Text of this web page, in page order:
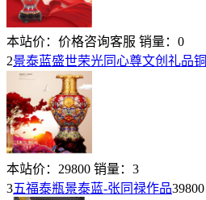
本站价： 价格咨询客服 销量： 0
2景泰蓝盛世荣光同心尊文创礼品
本站价： 29800 销量： 3
3五福泰瓶景泰蓝-张同禄作品39800